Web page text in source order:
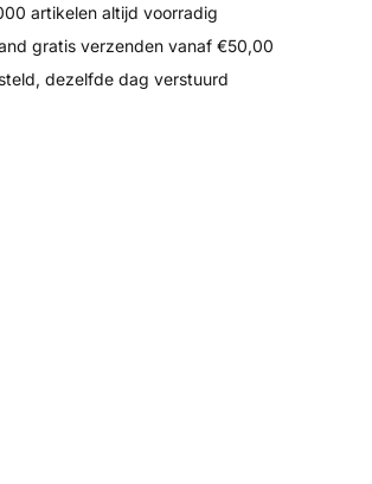
artikelen altijd voorradig
gratis verzenden vanaf €50,00
dezelfde dag verstuurd